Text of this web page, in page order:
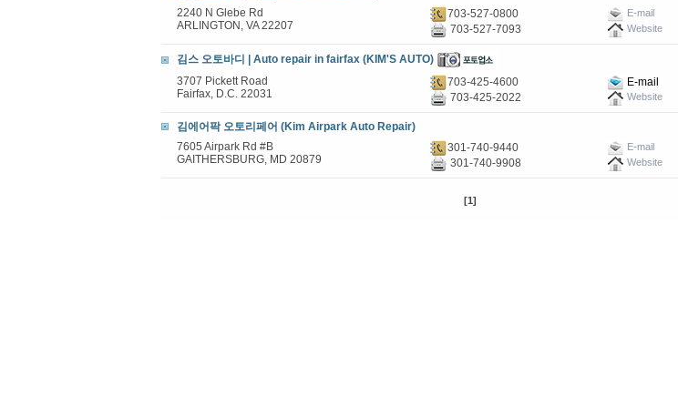
2240 N Glebe Rd
ARLINGTON, VA 22207
703-527-0800 E-mail
703-527-7093 Website
김스 오토바디 | Auto repair in fairfax (KIM'S AUTO)
3707 Pickett Road
Fairfax, D.C. 22031
703-425-4600
E-mail
703-425-2022
Website
김에어팍 오토리페어 (Kim Airpark Auto Repair)
7605 Airpark Rd #B
GAITHERSBURG, MD 20879
301-740-9440 E-mail
301-740-9908 Website
[1]